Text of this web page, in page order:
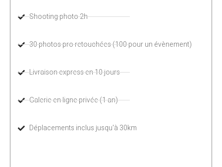
Shooting photo 2h
30 photos pro retouchées (100 pour un évènement)
Livraison express en 10 jours
Galerie en ligne privée (1 an)
Déplacements inclus jusqu'à 30km